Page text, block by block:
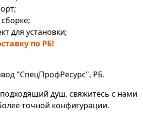
для установки;
по РБ!
"СпецПрофРесурс", РБ.
душ, свяжитесь с нами
точной конфигурации.